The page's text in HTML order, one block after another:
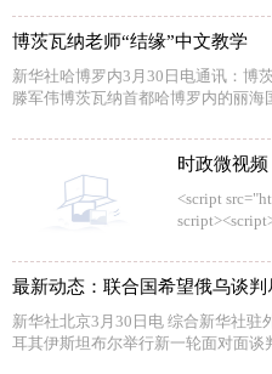
博茨瓦纳老师“结缘”中文教学
新华社哈博罗内3月30日电通讯：博
滕军伟博茨瓦纳首都哈博罗内的丽海
时政微视频
<script src="http: tv people com cn img
新华社北京3月30日电 综合新华社驻
耳其伊斯坦布尔举行新一轮面对面谈